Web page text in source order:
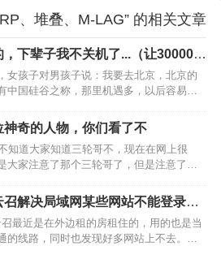
、堆叠、M-LAG” 的相关文章
，下辈子我不关机了...（让30000人
哭）
女孩子对男孩子说：我要去北京，北京的
中国硅谷之称，那里机遇多，以后容易发
多，以后你发达了不要我，我容易再找。
小拳头在男孩子厚实的胸前轻敲，嘟起了
说你就知道想美女，哼，就算以后我不要
…
神奇的人物，你们看了不
大家知道三轮哥不，现在在网上很
大家注意了那个三轮哥了，但是注意了火
了，如果换了我，早就吓死啦！~~~…
召解决局域网某些网站不能登录的
近是在外边租的房租住的，用的也是当
的线路，同时也发现好多网站上不去。之